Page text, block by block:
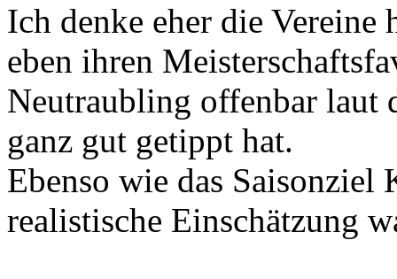
Ich denke eher die
eben ihren
Neutraubling offenbar laut
ganz gut getippt hat.
Ebenso wie das Saisonziel
realistische Einschätzung